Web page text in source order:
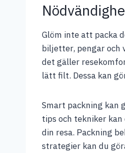
Glöm inte att packa
biljetter, pengar och
det gäller
lätt filt. Dessa kan
Smart packning kan
tips och tekniker
din resa. Packning
strategier kan du